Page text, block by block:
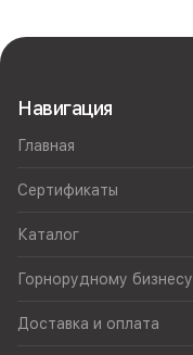
Навигация
Главная
Сертификаты
Каталог
Горнорудному бизнесу
Доставка и оплата